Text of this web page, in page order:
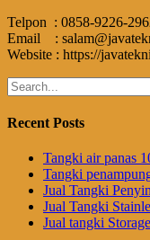
Telpon : 0858-9226-
Email :
Website : https://
Search
for:
Recent Posts
Tangki air panas
Tangki
Jual Tangki
Jual Tangki
Jual tangki